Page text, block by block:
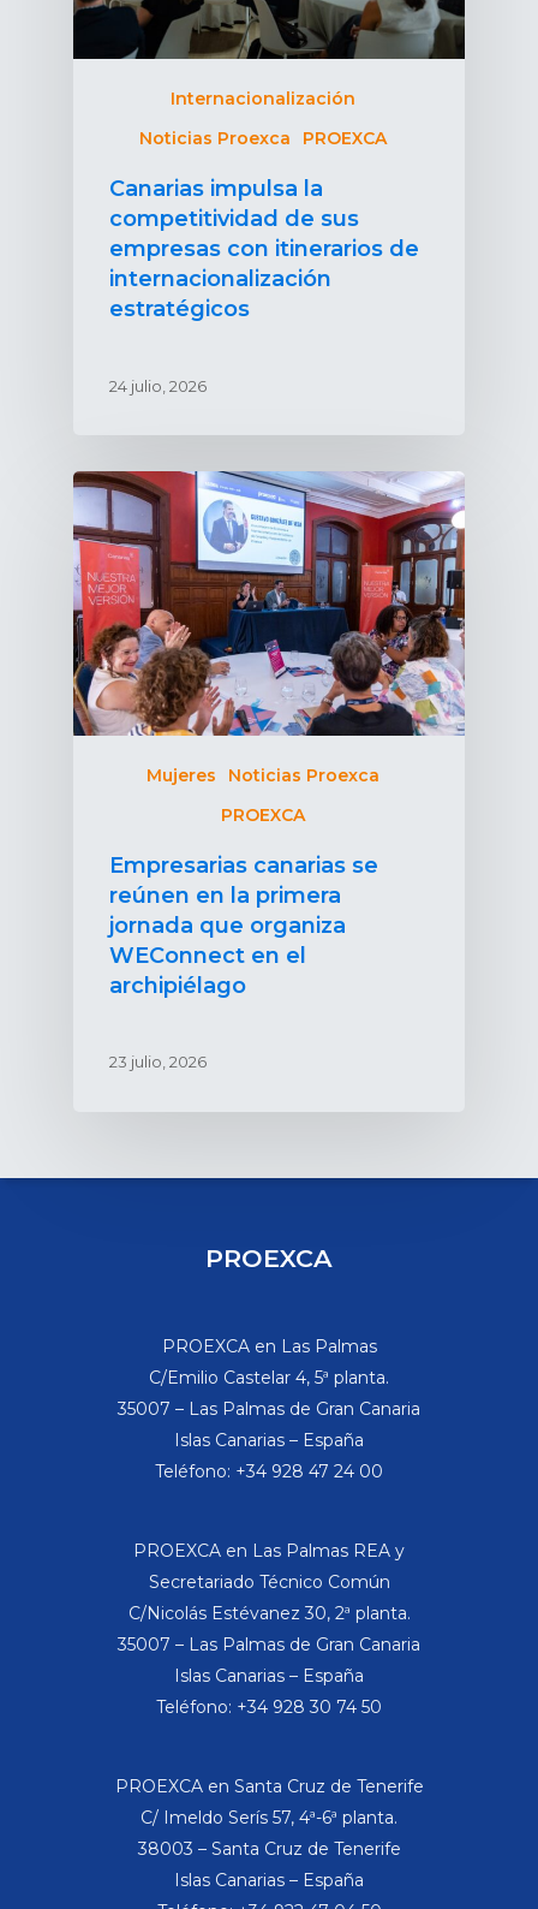
Internacionalización
Noticias Proexca
PROEXCA
Canarias impulsa la
competitividad de sus
empresas con itinerarios de
internacionalización
estratégicos
24 julio, 2026
Mujeres
Noticias Proexca
PROEXCA
Empresarias canarias se
reúnen en la primera
jornada que organiza
WEConnect en el
archipiélago
23 julio, 2026
PROEXCA
PROEXCA en Las Palmas
C/Emilio Castelar 4, 5ª planta.
35007 – Las Palmas de Gran Canaria
Islas Canarias – España
Teléfono: +34 928 47 24 00
PROEXCA en Las Palmas REA y
Secretariado Técnico Común
C/Nicolás Estévanez 30, 2ª planta.
35007 – Las Palmas de Gran Canaria
Islas Canarias – España
Teléfono: +34 928 30 74 50
PROEXCA en Santa Cruz de Tenerife
C/ Imeldo Serís 57, 4ª-6ª planta.
38003 – Santa Cruz de Tenerife
Islas Canarias – España